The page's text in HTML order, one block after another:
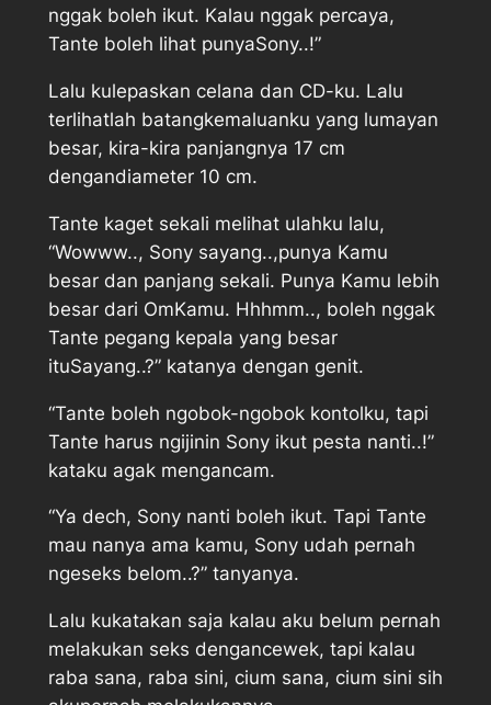
nggak boleh ikut. Kalau nggak percaya,
Tante boleh lihat punyaSony..!”
Lalu kulepaskan celana dan CD-ku. Lalu
terlihatlah batangkemaluanku yang lumayan
besar, kira-kira panjangnya 17 cm
dengandiameter 10 cm.
Tante kaget sekali melihat ulahku lalu,
“Wowww.., Sony sayang..,punya Kamu
besar dan panjang sekali. Punya Kamu lebih
besar dari OmKamu. Hhhmm.., boleh nggak
Tante pegang kepala yang besar
ituSayang..?” katanya dengan genit.
“Tante boleh ngobok-ngobok kontolku, tapi
Tante harus ngijinin Sony ikut pesta nanti..!”
kataku agak mengancam.
“Ya dech, Sony nanti boleh ikut. Tapi Tante
mau nanya ama kamu, Sony udah pernah
ngeseks belom..?” tanyanya.
Lalu kukatakan saja kalau aku belum pernah
melakukan seks dengancewek, tapi kalau
raba sana, raba sini, cium sana, cium sini sih